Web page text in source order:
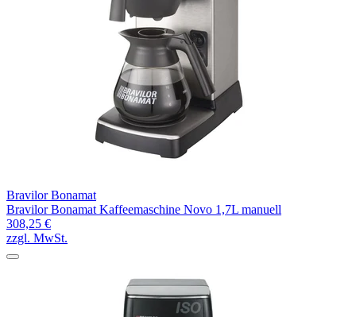
Bravilor Bonamat
Bravilor Bonamat Kaffeemaschine Novo 1,7L manuell
308,25 €
zzgl. MwSt.